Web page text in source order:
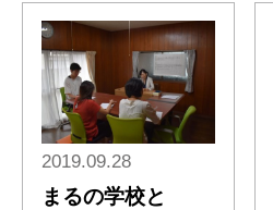
2019.09.28
まるの学校と